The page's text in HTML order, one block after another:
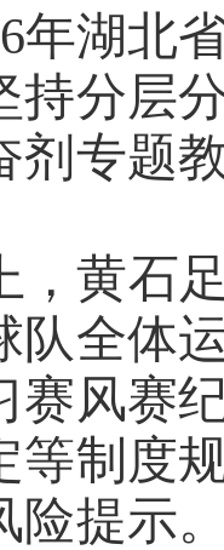
年湖北
持分层
剂专题
，黄石
队全体
赛风赛
等制度
险提示